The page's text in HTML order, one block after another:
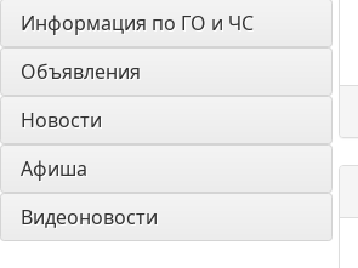
Информация по ГО и ЧС
Объявления
Новости
Афиша
Видеоновости